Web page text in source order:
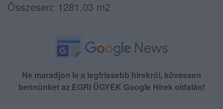
Összesen: 1281,03 m2
Ne maradjon le a legfrissebb hírekről, kövessen
bennünket az EGRI ÜGYEK Google Hírek oldalán!